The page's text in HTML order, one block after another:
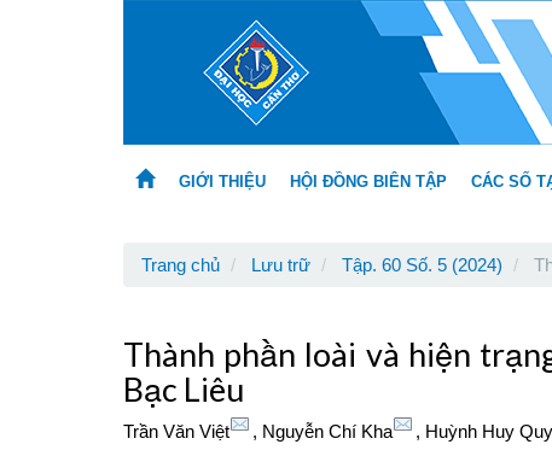
GIỚI THIỆU HỘI ĐỒNG BIÊN TẬP CÁC SỐ
Trang chủ Lưu trữ Tập. 60 Số. 5 (2024)
Thành phần loài và hiện
Bạc Liêu
Trần Văn Việt , Nguyễn Chí Kha , Huỳnh Huy